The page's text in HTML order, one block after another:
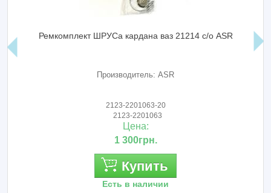
Ремкомплект ШРУСа кардана ваз 21214 с/о ASR
Производитель: ASR
2123-2201063-20
2123-2201063
Цена:
1 300грн.
Купить
Есть в наличии